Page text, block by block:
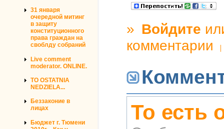
31 января
очередной митинг
в защиту
конституционного
права граждан на
своблду собраний
Live comment
moderator. ONLINE.
TO OSTATNIA
NEDZIELA...
Беззаконие в
лицах
Бюджет г. Тюмени
» Войдите
комментарии
То есть